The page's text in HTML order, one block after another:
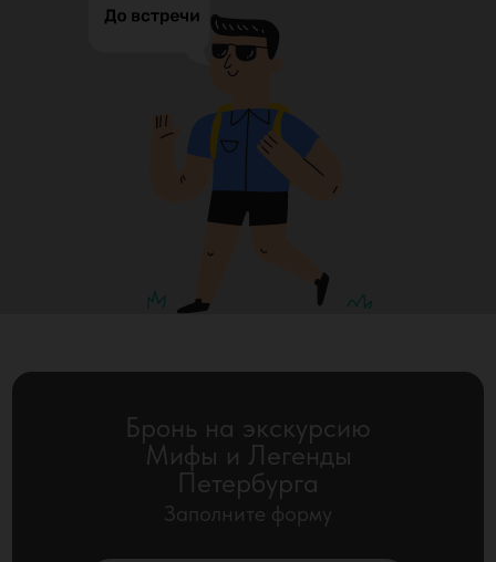
Бронь на экскурсию
Мифы и Легенды
Петербурга
Заполните форму